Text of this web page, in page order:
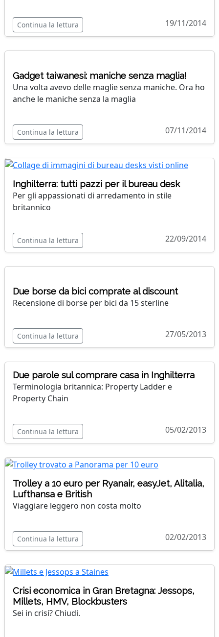
Continua la lettura 19/11/2014
Gadget taiwanesi: maniche senza maglia!
Una volta avevo delle maglie senza maniche. Ora ho
anche le maniche senza la maglia
Continua la lettura 07/11/2014
Inghilterra: tutti pazzi per il bureau desk
Per gli appassionati di arredamento in stile
britannico
Continua la lettura 22/09/2014
Due borse da bici comprate al discount
Recensione di borse per bici da 15 sterline
Continua la lettura 27/05/2013
Due parole sul comprare casa in Inghilterra
Terminologia britannica: Property Ladder e
Property Chain
Continua la lettura 05/02/2013
Trolley a 10 euro per Ryanair, easyJet, Alitalia,
Lufthansa e British
Viaggiare leggero non costa molto
Continua la lettura 02/02/2013
Crisi economica in Gran Bretagna: Jessops,
Millets, HMV, Blockbusters
Sei in crisi? Chiudi.